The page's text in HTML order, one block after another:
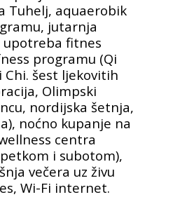
Tuhelj, aquaerobik
jutarnja
upotreba fitnes
programu (Qi
Chi. šest ljekovitih
Olimpski
nordijska šetnja,
noćno kupanje na
centra
i subotom),
večera uz živu
Wi-Fi internet.